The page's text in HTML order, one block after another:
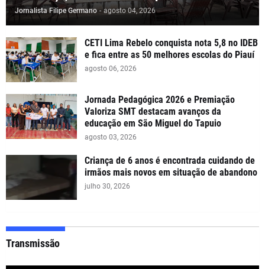
Jornalista Filipe Germano - agosto 04, 2026
CETI Lima Rebelo conquista nota 5,8 no IDEB
e fica entre as 50 melhores escolas do Piauí
agosto 06, 2026
Jornada Pedagógica 2026 e Premiação
Valoriza SMT destacam avanços da
educação em São Miguel do Tapuio
agosto 03, 2026
Criança de 6 anos é encontrada cuidando de
irmãos mais novos em situação de abandono
julho 30, 2026
Transmissão